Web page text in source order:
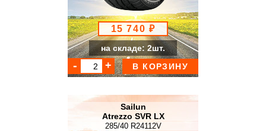
15 740 ₽
на складе: 2шт.
В КОРЗИНУ
Sailun
Atrezzo SVR LX
285/40 R24112V